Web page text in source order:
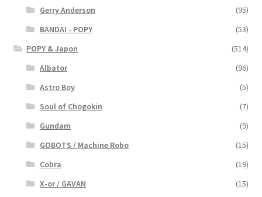
Gerry Anderson
(95)
BANDAI - POPY
(53)
POPY & Japon
(514)
Albator
(96)
Astro Boy
(5)
Soul of Chogokin
(7)
Gundam
(9)
GOBOTS / Machine Robo
(15)
Cobra
(19)
X-or / GAVAN
(15)